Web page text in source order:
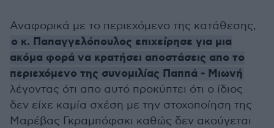
Αναφορικά με το περιεχόμενο της κατάθεσης,
ο κ. Παπαγγελόπουλος επιχείρησε για μια
ακόμα φορά να κρατήσει αποστάσεις απο το
περιεχόμενο της συνομιλίας Παππά - Μιωνή
λέγοντας ότι απο αυτό προκύπτει ότι ο ίδιος
δεν είχε καμία σχέση με την στοχοποίηση της
Μαρέβας Γκραμπόφσκι καθώς δεν ακούγεται